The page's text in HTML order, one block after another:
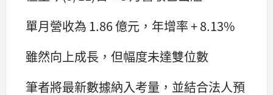
單月營收為 1.86 億元，年增率 + 8.13%
雖然向上成長，但幅度未達雙位數
筆者將最新數據納入考量，並結合法人預